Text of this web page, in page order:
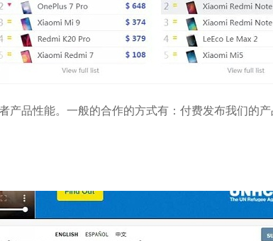
产品性能。一般的合作的方式有：付费发布我们的